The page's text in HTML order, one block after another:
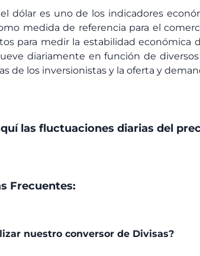
dólar es uno de los indicadores
medida de referencia para el
para medir la estabilidad económica
diariamente en función de
de los inversionistas y la oferta y
las fluctuaciones diarias del
Frecuentes:
nuestro conversor de Divisas?